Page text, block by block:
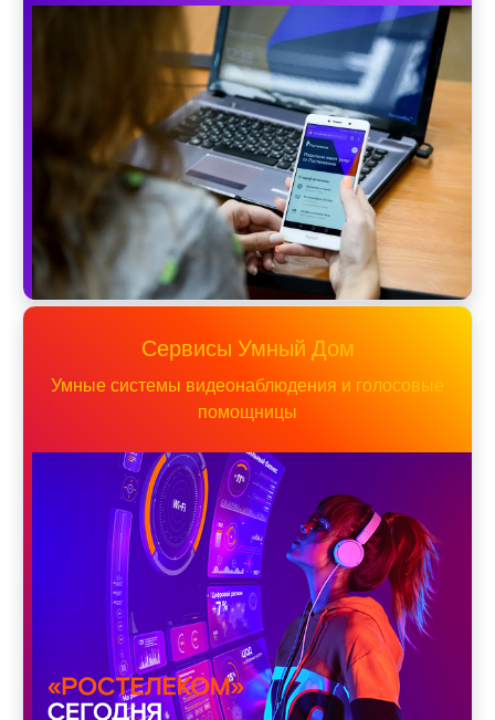
Сервисы Умный Дом
Умные системы видеонаблюдения и голосовые
помощницы